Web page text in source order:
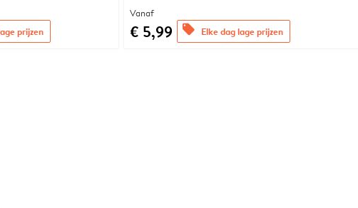
prijzen
Vanaf
€ 5,99 offers Elke dag lage prijzen